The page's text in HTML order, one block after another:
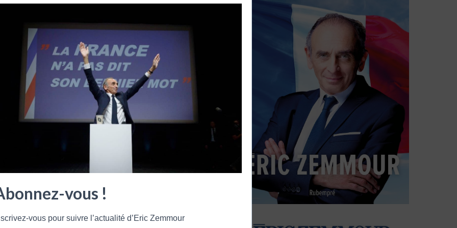
vous !
vous pour suivre l’actualité d’Eric Zemmour